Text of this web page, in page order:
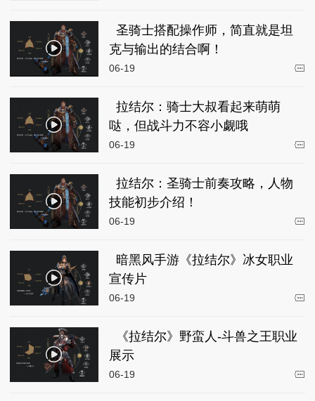
圣骑士搭配操作师，简直就是坦
克与输出的结合啊！
06-19
拉结尔：骑士大叔看起来萌萌
哒，但战斗力不容小觑哦
06-19
拉结尔：圣骑士前奏攻略，人物
技能初步介绍！
06-19
暗黑风手游《拉结尔》冰女职业
宣传片
06-19
《拉结尔》野蛮人-斗兽之王职业
展示
06-19